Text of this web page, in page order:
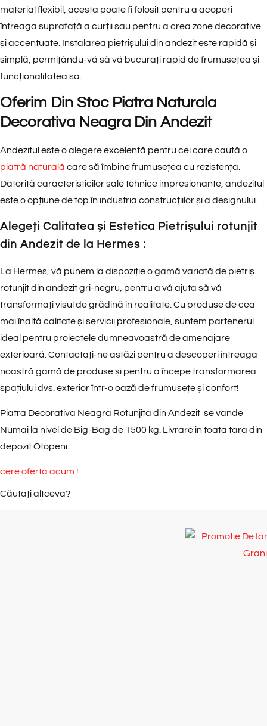
material flexibil, acesta poate fi folosit pentru a acoperi
întreaga suprafață a curții sau pentru a crea zone decorative
și accentuate. Instalarea pietrișului din andezit este rapidă și
simplă, permițându-vă să vă bucurați rapid de frumusețea și
funcționalitatea sa.
Oferim Din Stoc Piatra Naturala
Decorativa Neagra Din Andezit
Andezitul este o alegere excelentă pentru cei care caută o
piatră naturală care să îmbine frumusețea cu rezistența.
Datorită caracteristicilor sale tehnice impresionante, andezitul
este o opțiune de top în industria construcțiilor și a designului.
Alegeți Calitatea și Estetica Pietrișului rotunjit
din Andezit de la Hermes :
La Hermes, vă punem la dispoziție o gamă variată de pietriș
rotunjit din andezit gri-negru, pentru a vă ajuta să vă
transformați visul de grădină în realitate. Cu produse de cea
mai înaltă calitate și servicii profesionale, suntem partenerul
ideal pentru proiectele dumneavoastră de amenajare
exterioară. Contactați-ne astăzi pentru a descoperi întreaga
noastră gamă de produse și pentru a începe transformarea
spațiului dvs. exterior într-o oază de frumusețe și confort!
Piatra Decorativa Neagra Rotunjita din Andezit se vande
Numai la nivel de Big-Bag de 1500 kg. Livrare in toata tara din
depozit Otopeni.
cere oferta acum !
Căutați altceva?